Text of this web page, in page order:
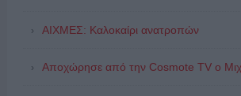
ΑΙΧΜΕΣ: Καλοκαίρι ανατροπών
Αποχώρησε από την Cosmote TV o